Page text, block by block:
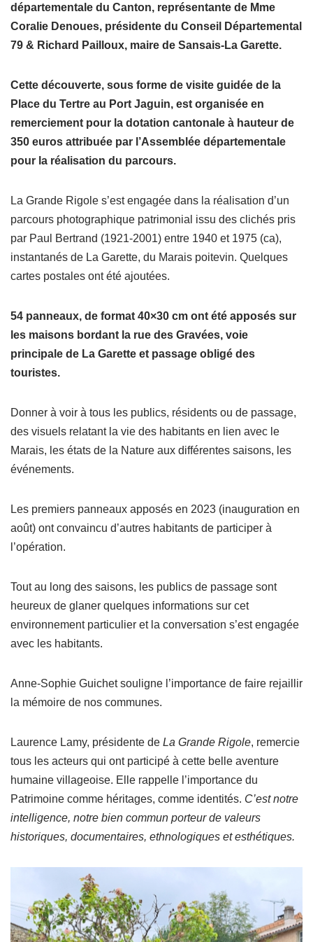
départementale du Canton, représentante de Mme
Coralie Denoues, présidente du Conseil Départemental
79 & Richard Pailloux, maire de Sansais-La Garette.
Cette découverte, sous forme de visite guidée de la
Place du Tertre au Port Jaguin, est organisée en
remerciement pour la dotation cantonale à hauteur de
350 euros attribuée par l’Assemblée départementale
pour la réalisation du parcours.
La Grande Rigole s’est engagée dans la réalisation d’un
parcours photographique patrimonial issu des clichés pris
par Paul Bertrand (1921-2001) entre 1940 et 1975 (ca),
instantanés de La Garette, du Marais poitevin. Quelques
cartes postales ont été ajoutées.
54 panneaux, de format 40×30 cm ont été apposés sur
les maisons bordant la rue des Gravées, voie
principale de La Garette et passage obligé des
touristes.
Donner à voir à tous les publics, résidents ou de passage,
des visuels relatant la vie des habitants en lien avec le
Marais, les états de la Nature aux différentes saisons, les
événements.
Les premiers panneaux apposés en 2023 (inauguration en
août) ont convaincu d’autres habitants de participer à
l’opération.
Tout au long des saisons, les publics de passage sont
heureux de glaner quelques informations sur cet
environnement particulier et la conversation s’est engagée
avec les habitants.
Anne-Sophie Guichet souligne l’importance de faire rejaillir
la mémoire de nos communes.
Laurence Lamy, présidente de La Grande Rigole, remercie
tous les acteurs qui ont participé à cette belle aventure
humaine villageoise. Elle rappelle l’importance du
Patrimoine comme héritages, comme identités. C’est notre
intelligence, notre bien commun porteur de valeurs
historiques, documentaires, ethnologiques et esthétiques.